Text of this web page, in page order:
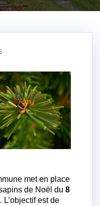
met en place
de Noël du 8
. L’objectif est de